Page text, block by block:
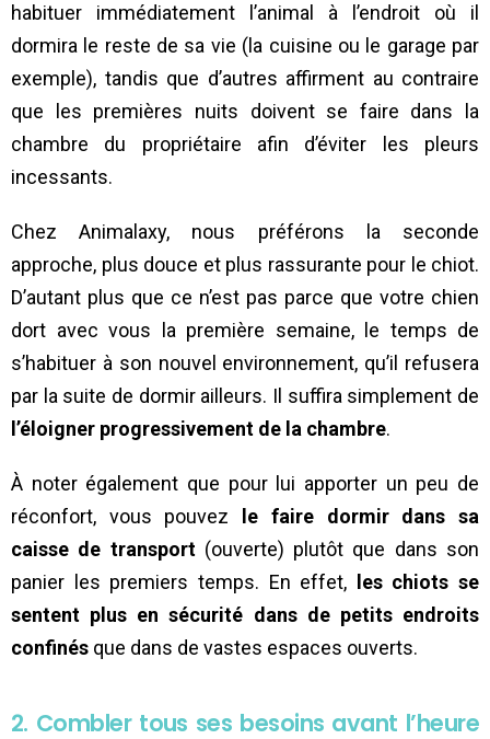
habituer immédiatement l’animal à l’endroit où il
dormira le reste de sa vie (la cuisine ou le garage par
exemple), tandis que d’autres affirment au contraire
que les premières nuits doivent se faire dans la
chambre du propriétaire afin d’éviter les pleurs
incessants.
Chez Animalaxy, nous préférons la seconde
approche, plus douce et plus rassurante pour le chiot.
D’autant plus que ce n’est pas parce que votre chien
dort avec vous la première semaine, le temps de
s’habituer à son nouvel environnement, qu’il refusera
par la suite de dormir ailleurs. Il suffira simplement de
l’éloigner progressivement de la chambre.
À noter également que pour lui apporter un peu de
réconfort, vous pouvez
le faire dormir dans sa
caisse de transport(ouverte) plutôt que dans son
panier les premiers temps. En effet,
les chiots se
sentent plus en sécurité dans de petits endroits
confinés que dans de vastes espaces ouverts.
2. Combler tous ses besoins avant l’heure